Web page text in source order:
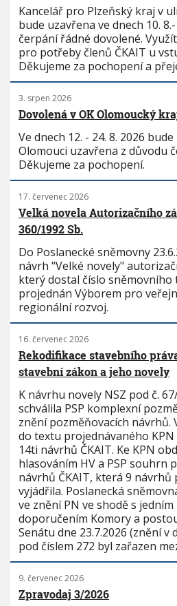
Kancelář pro Plzeňský kraj v
bude uzavřena ve dnech 10.
čerpání řádné dovolené.
pro potřeby členů ČKAIT u
Děkujeme za pochopení a
3. srpen 2026
Dovolená v OK Olomoucký
Ve dnech 12. - 24. 8. 2026
Olomouci uzavřena z důvodu
Děkujeme za pochopení.
17. červenec 2026
Velká novela Autorizačního
360/1992 Sb.
Do Poslanecké sněmovny
návrh "Velké novely"
který dostal číslo sněmovního
projednán Výborem pro
regionální rozvoj.
16. červenec 2026
Rekodifikace stavebního
stavební zákon a jeho novely
K návrhu novely NSZ pod č.
schválila PSP komplexní
znění pozměňovacích návrhů.
do textu projednávaného
14ti návrhů ČKAIT. Ke KPN
hlasováním HV a PSP souhrn
návrhů ČKAIT, která 9 návrhů
vyjádřila. Poslanecká
ve znění PN ve shodě s
doporučením Komory a
Senátu dne 23.7.2026 (znění v
pod číslem 272 byl zařazen
9. červenec 2026
Zpravodaj 3/2026